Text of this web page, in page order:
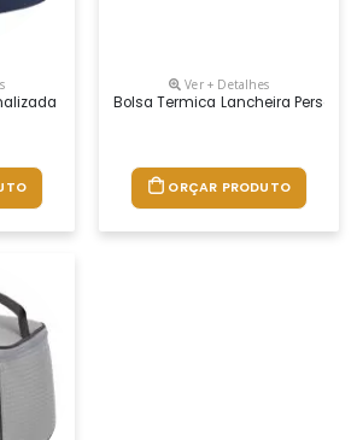
Promocional Com Logo
Ver + Detalhes
Bolsa Termica Lancheira
ORÇAR PRODUTO